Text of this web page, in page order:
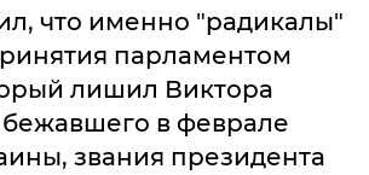
что именно "радикалы"
парламентом
лишил Виктора
в феврале
звания президента